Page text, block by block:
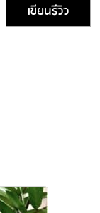
เขียนรีวิว